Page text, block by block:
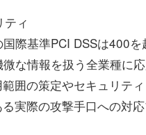
ィ
際基準PCI DSSは400
な情報を扱う全業種に
囲の策定やセキュリテ
実際の攻撃手口への対